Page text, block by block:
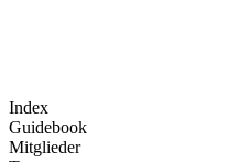
Index
Guidebook
Mitglieder